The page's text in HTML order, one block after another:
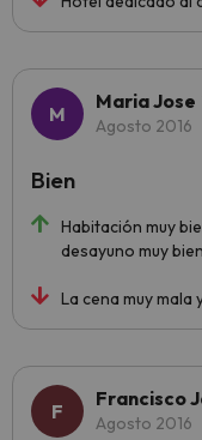
Maria Jose
Agosto 2016
Habitación muy
desayuno muy bien
La cena muy
Bien
Francisco
Agosto 2016